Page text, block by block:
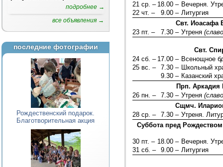
подробнее →
все объявления →
последние фотографии
Рождественский подарок.
Благотворительная акция
21 ср. – 18.00 – Вечерня.
22 чт. –
9.00 – Литургия
Свт. Иоасафа
23 пт. –
7.30 – Утреня
Свт.
24 сб. – 17.00 – Всенощное
25 вс. –
7.30 – Школьный
9.30 – Казанский
Прп. Аркадия
26 пн. –
7.30 – Утреня
Сщмч.
28 ср. –
7.30 – Утреня.
Суббота пред
30 пт. – 18.00 – Вечерня.
31 сб. –
9.00 – Литургия